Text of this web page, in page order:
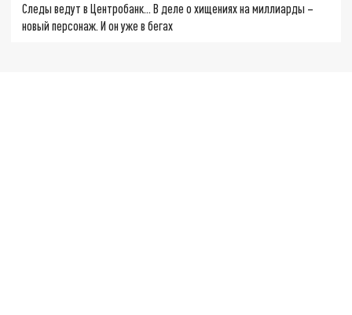
Следы ведут в Центробанк… В деле о хищениях на миллиарды –
новый персонаж. И он уже в бегах